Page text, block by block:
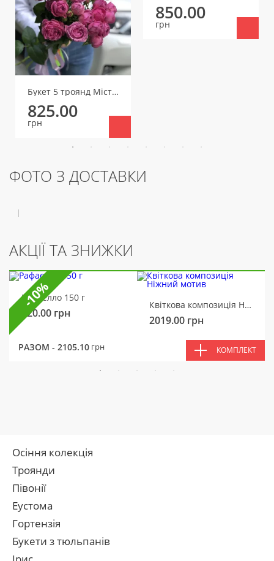
Букет 5 троянд Місті Баблз
825.00
грн
850.00
грн
ФОТО З ДОСТАВКИ
АКЦІЇ ТА ЗНИЖКИ
Рафаелло 150 г
320.00 грн
Квіткова композиція Ніжний мотив
2019.00 грн
РАЗОМ - 2105.10 грн КОМПЛЕКТ
-10%
Осіння колекція
Троянди
Півонії
Еустома
Гортензія
Букети з тюльпанів